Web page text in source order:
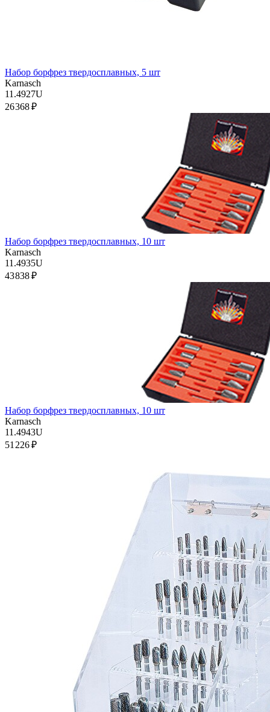
Набор борфрез твердосплавных, 5 шт
Karnasch
11.4927U
26 368 ₽
Набор борфрез твердосплавных, 10 шт
Karnasch
11.4935U
43 838 ₽
Набор борфрез твердосплавных, 10 шт
Karnasch
11.4943U
51 226 ₽